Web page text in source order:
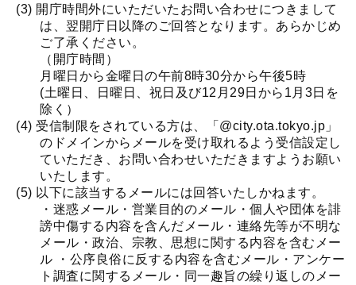
開庁時間外にいただいたお問い合わせにつきまして
は、翌開庁日以降のご回答となります。あらかじめ
ご了承ください。
（開庁時間）
月曜日から金曜日の午前8時30分から午後5時
(土曜日、日曜日、祝日及び12月29日から1月3日を
除く）
受信制限をされている方は、「@city.ota.tokyo.jp」
のドメインからメールを受け取れるよう受信設定し
ていただき、お問い合わせいただきますようお願い
いたします。
以下に該当するメールには回答いたしかねます。
・迷惑メール・営業目的のメール・個人や団体を誹
謗中傷する内容を含んだメール・連絡先等が不明な
メール・政治、宗教、思想に関する内容を含むメー
ル ・公序良俗に反する内容を含むメール・アンケー
ト調査に関するメール・同一趣旨の繰り返しのメー